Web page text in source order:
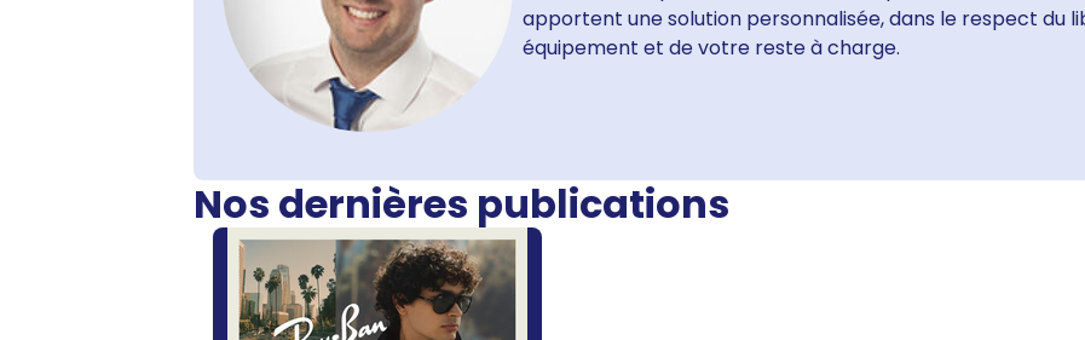
apportent une solution personnalisée, dans le respect du
équipement et de votre reste à charge.
Nos dernières publications